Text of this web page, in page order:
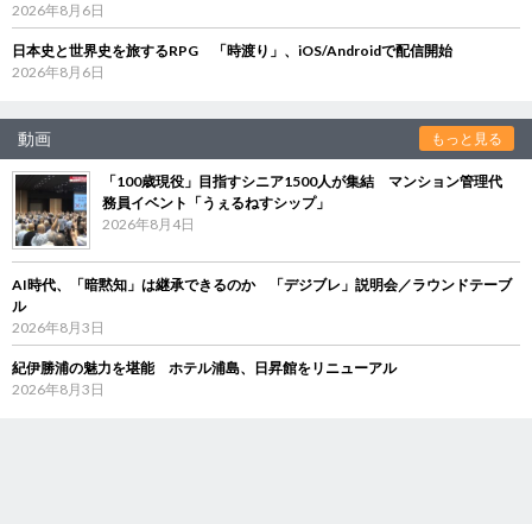
2026年8月6日
日本史と世界史を旅するRPG 「時渡り」、iOS/Androidで配信開始
2026年8月6日
動画 もっと見る
「100歳現役」目指すシニア1500人が集結 マンション管理代
務員イベント「うぇるねすシップ」
2026年8月4日
AI時代、「暗黙知」は継承できるのか 「デジブレ」説明会／ラウンドテーブ
ル
2026年8月3日
紀伊勝浦の魅力を堪能 ホテル浦島、日昇館をリニューアル
2026年8月3日